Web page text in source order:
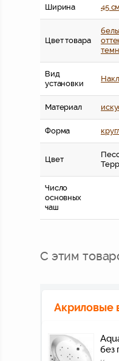
Ширина 45 см
Цвет товара
Вид
установки
Материал
Форма
Цвет
Число
основных
чаш
С этим
Акриловые
без